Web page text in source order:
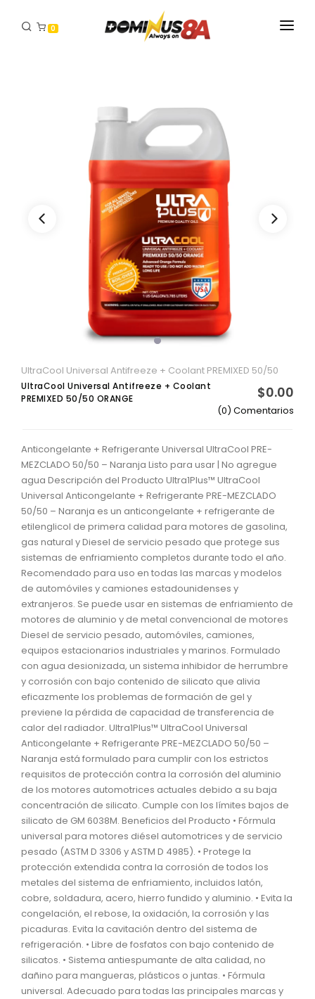
0
DISTRIBUIDORES
UltraCool Universal Antifreeze + Coolant PREMIXED 50/50
UltraCool Universal Antifreeze + Coolant
PREMIXED 50/50 ORANGE
$0.00
(0) Comentarios
Anticongelante + Refrigerante Universal UltraCool PRE-
MEZCLADO 50/50 – Naranja Listo para usar | No agregue
agua Descripción del Producto Ultra1Plus™ UltraCool
Universal Anticongelante + Refrigerante PRE-MEZCLADO
50/50 – Naranja es un anticongelante + refrigerante de
etilenglicol de primera calidad para motores de gasolina,
gas natural y Diesel de servicio pesado que protege sus
sistemas de enfriamiento completos durante todo el año.
Recomendado para uso en todas las marcas y modelos
de automóviles y camiones estadounidenses y
extranjeros. Se puede usar en sistemas de enfriamiento de
motores de aluminio y de metal convencional de motores
Diesel de servicio pesado, automóviles, camiones,
equipos estacionarios industriales y marinos. Formulado
con agua desionizada, un sistema inhibidor de herrumbre
y corrosión con bajo contenido de silicato que alivia
eficazmente los problemas de formación de gel y
previene la pérdida de capacidad de transferencia de
calor del radiador. Ultra1Plus™ UltraCool Universal
Anticongelante + Refrigerante PRE-MEZCLADO 50/50 –
Naranja está formulado para cumplir con los estrictos
requisitos de protección contra la corrosión del aluminio
de los motores automotrices actuales debido a su baja
concentración de silicato. Cumple con los límites bajos de
silicato de GM 6038M. Beneficios del Producto • Fórmula
universal para motores diésel automotrices y de servicio
pesado (ASTM D 3306 y ASTM D 4985). • Protege la
protección extendida contra la corrosión de todos los
metales del sistema de enfriamiento, incluidos latón,
cobre, soldadura, acero, hierro fundido y aluminio. • Evita la
congelación, el rebose, la oxidación, la corrosión y las
picaduras. Evita la cavitación dentro del sistema de
refrigeración. • Libre de fosfatos con bajo contenido de
silicatos. • Sistema antiespumante de alta calidad, no
dañino para mangueras, plásticos o juntas. • Fórmula
universal. Adecuado para todas las principales marcas y